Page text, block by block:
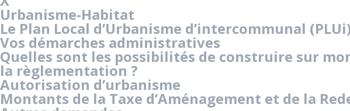
Urbanisme-Habitat
Le Plan Local d’Urbanisme d’intercommunal
Vos démarches administratives
Quelles sont les possibilités de construire sur
la règlementation ?
Autorisation d’urbanisme
Montants de la Taxe d’Aménagement et de la